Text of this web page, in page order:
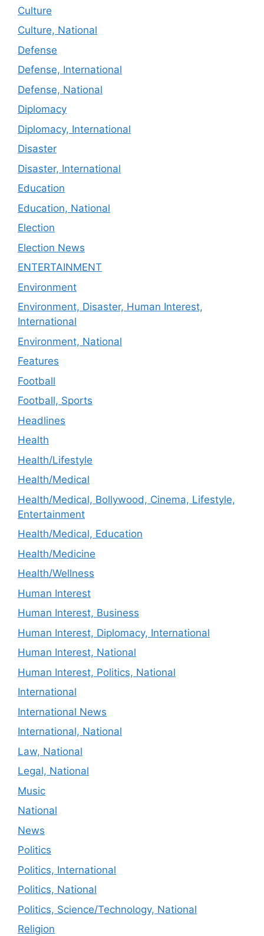
Culture
Culture, National
Defense
Defense, International
Defense, National
Diplomacy
Diplomacy, International
Disaster
Disaster, International
Education
Education, National
Election
Election News
ENTERTAINMENT
Environment
Environment, Disaster, Human Interest,
International
Environment, National
Features
Football
Football, Sports
Headlines
Health
Health/Lifestyle
Health/Medical
Health/Medical, Bollywood, Cinema, Lifestyle,
Entertainment
Health/Medical, Education
Health/Medicine
Health/Wellness
Human Interest
Human Interest, Business
Human Interest, Diplomacy, International
Human Interest, National
Human Interest, Politics, National
International
International News
International, National
Law, National
Legal, National
Music
National
News
Politics
Politics, International
Politics, National
Politics, Science/Technology, National
Religion